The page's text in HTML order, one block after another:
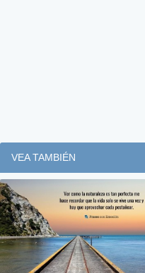
VEA TAMBIÉN